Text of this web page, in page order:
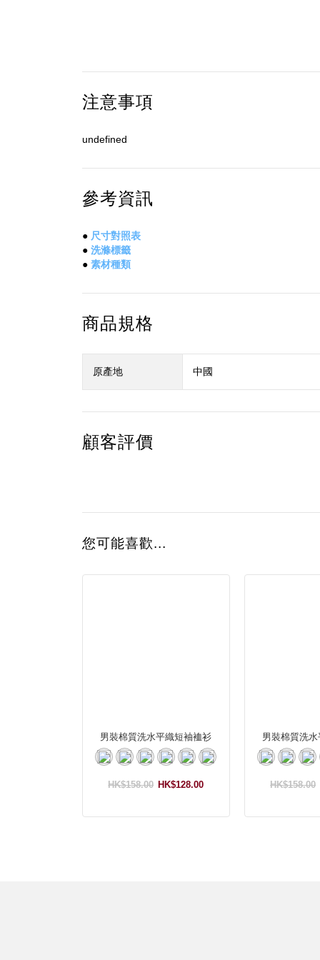
注意事項
undefined
參考資訊
● 尺寸對照表
● 洗滌標籤
● 素材種類
商品規格
原產地 中國
顧客評價
您可能喜歡...
男裝棉質洗水平織短袖裇衫
HK$128.00
HK$158.00
男裝棉質洗
HK$158.00